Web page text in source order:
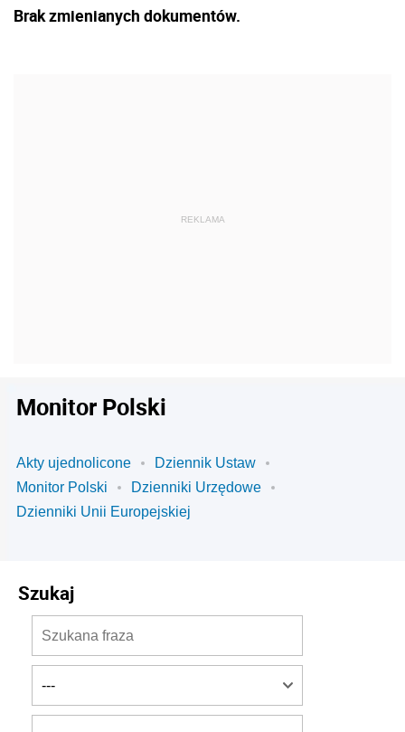
Brak zmienianych dokumentów.
Monitor Polski
Akty ujednolicone
Dziennik Ustaw
Monitor Polski
Dzienniki Urzędowe
Dzienniki Unii Europejskiej
Szukaj